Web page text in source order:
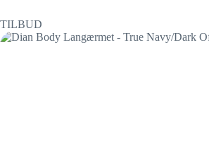
TILBUD